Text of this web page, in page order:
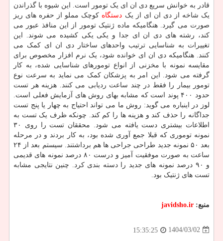
قادر به خوانش سریع دی ان ای یک تومور است. این شیوه با گذراندن
یک شاخه از دی ان ای از یک دستگاه کوچک مملو از حفره های ریز
صورت می گیرد. هنگامیکه ماده ژنتیک تومور از این منافذ عبور می
کند، رشته های دی ان ای جدا و یکی یکی کشیده می شوند. این
تغییرات به شناسایی ترتیب واحدهای ساختار دی ان ای کمک می
کنند. هنگامیکه دی ان ای خوانده شود، یک نرم افزار مخصوص برای
مقایسه نمونه با مخزنی از انواع تومورهای شناسایی شده، به کار
گرفته می شود. این امر به پزشکان کمک می نماید به سرعت نوع
تومور بیمار را فقط در چند ساعت ردیابی می کنند. هزینه هر تست
حدود ۴۰۰ پوند است که مشابه بهای روش های آزمایش فعلی است.
لوز در اینباره می گوید: روش ما می تواند احتیاج به چهار یا پنج تست
جداگانه را حذف کند و هزینه ها را کم کند. چونکه ظرف یک تست به
اطلاعات بیشتری دست یافته می شود. محققان تست را روی ۳۰
نمونه توموری که قبلا جمع آوری شده بود، به کار بردند و در مرحله
بعد ۵۰ نمونه جدید طراحی جراحی ها هم برداشتند. سیستم بعد از ۲۴
ساعت به صورت موفقیت آمیز و درست ۸۰ درصد نمونه های قدیمی
و ۹۰ درصد نمونه های جدید را دسته بندی کرد. چنین نتایجی مشابه
تست های ژنتیک بود.
منبع: javidsho.ir
1404/03/02
15:35:25